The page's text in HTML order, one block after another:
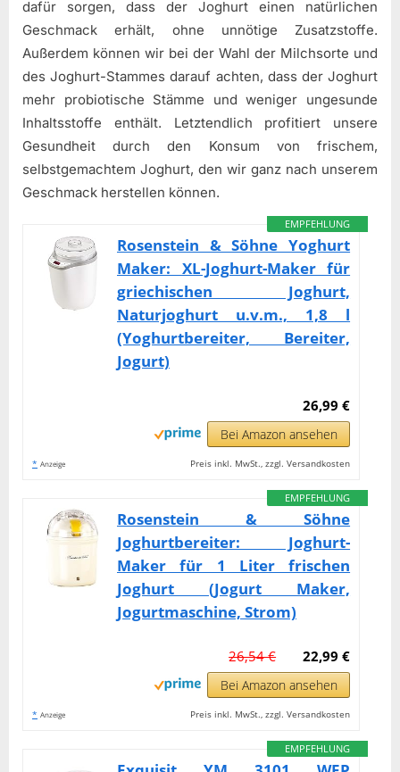
dafür sorgen, dass der Joghurt einen natürlichen
Geschmack erhält, ohne unnötige Zusatzstoffe.
Außerdem können wir bei der Wahl der Milchsorte und
des Joghurt-Stammes darauf achten, dass der Joghurt
mehr probiotische Stämme und weniger ungesunde
Inhaltsstoffe enthält. Letztendlich profitiert unsere
Gesundheit durch den Konsum von frischem,
selbstgemachtem Joghurt, den wir ganz nach unserem
Geschmack herstellen können.
EMPFEHLUNG
Rosenstein & Söhne Yoghurt
Maker: XL-Joghurt-Maker für
griechischen Joghurt,
Naturjoghurt u.v.m., 1,8 l
(Yoghurtbereiter, Bereiter,
Jogurt)
26,99 €
Bei Amazon ansehen
* Anzeige Preis inkl. MwSt., zzgl. Versandkosten
EMPFEHLUNG
Rosenstein & Söhne
Joghurtbereiter: Joghurt-
Maker für 1 Liter frischen
Joghurt (Jogurt Maker,
Jogurtmaschine, Strom)
22,99 €
26,54 €
Bei Amazon ansehen
* Anzeige Preis inkl. MwSt., zzgl. Versandkosten
EMPFEHLUNG